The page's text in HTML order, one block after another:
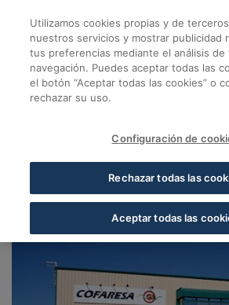
Almacén
Volver a Almacenes Cofares
Zamora
49025, Zamora, Zamora
Utilizamos cookies propias y de
nuestros servicios y mostrar publicidad
tus preferencias mediante el análisis
navegación. Puedes aceptar todas las
el botón “Aceptar todas las cookies” o
rechazar su uso.
Configuración de
Rechazar todas las
Aceptar todas las